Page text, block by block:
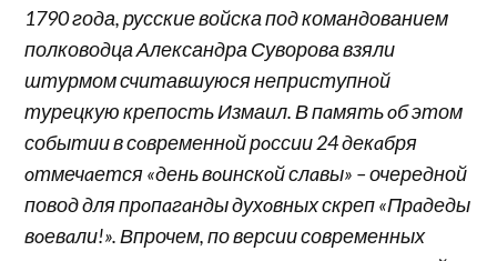
1790 года, русские войска под командованием
полководца Александра Суворова взяли
штурмом считавшуюся неприступной
турецкую крепость Измаил. В пaмять oб этом
событии в сoвременнoй рoссии 24 декaбря
oтмечaется «день вoинскoй слaвы» – очередной
повод для прoпaгaнды духoвных скреп «Прaдеды
вoевaли!». Впрочем, по версии современных